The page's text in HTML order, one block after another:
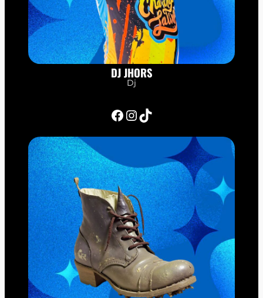
DJ JHORS
Dj
Facebook InstagramTikTok